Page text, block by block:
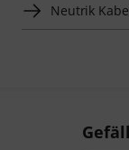
Neutrik